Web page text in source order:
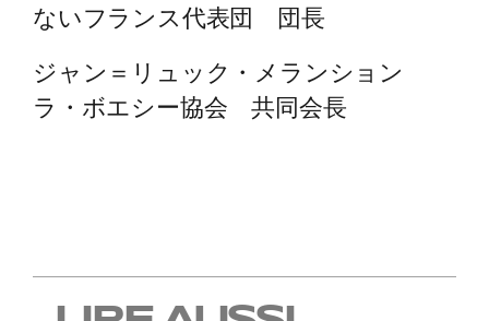
ないフランス代表団 団長
ジャン＝リュック・メランション
ラ・ボエシー協会 共同会長